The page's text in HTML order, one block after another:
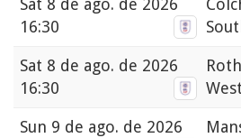
Sat 8 de ago. de 2026
16:30
Sat 8 de ago. de 2026
16:30
Sun 9 de ago. de 2026